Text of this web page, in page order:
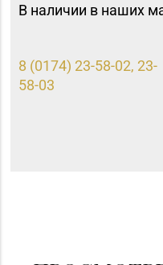
В наличии в наших
8 (0174) 23-58-02, 23-
58-03